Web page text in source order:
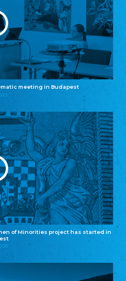
meeting in Budapest
of Minorities project has started in